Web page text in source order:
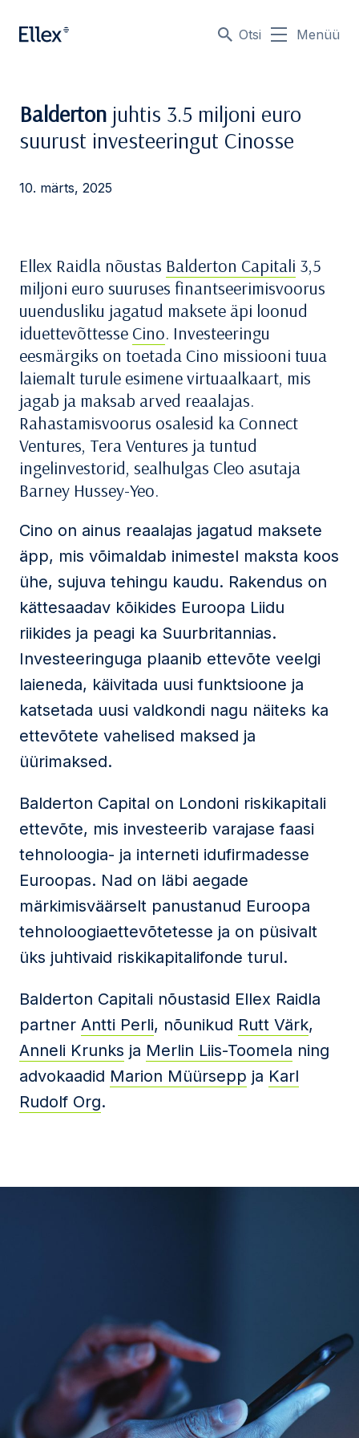
Otsi Menüü
Balderton juhtis 3.5 miljoni euro
suurust investeeringut Cinosse
10. märts, 2025
Ellex Raidla nõustas Balderton Capitali 3,5
miljoni euro suuruses finantseerimisvoorus
uuendusliku jagatud maksete äpi loonud
iduettevõttesse Cino. Investeeringu
eesmärgiks on toetada Cino missiooni tuua
laiemalt turule esimene virtuaalkaart, mis
jagab ja maksab arved reaalajas.
Rahastamisvoorus osalesid ka Connect
Ventures, Tera Ventures ja tuntud
ingelinvestorid, sealhulgas Cleo asutaja
Barney Hussey-Yeo.
Cino on ainus reaalajas jagatud maksete
äpp, mis võimaldab inimestel maksta koos
ühe, sujuva tehingu kaudu. Rakendus on
kättesaadav kõikides Euroopa Liidu
riikides ja peagi ka Suurbritannias.
Investeeringuga plaanib ettevõte veelgi
laieneda, käivitada uusi funktsioone ja
katsetada uusi valdkondi nagu näiteks ka
ettevõtete vahelised maksed ja
üürimaksed.
Balderton Capital on Londoni riskikapitali
ettevõte, mis investeerib varajase faasi
tehnoloogia- ja interneti idufirmadesse
Euroopas. Nad on läbi aegade
märkimisväärselt panustanud Euroopa
tehnoloogiaettevõtetesse ja on püsivalt
üks juhtivaid riskikapitalifonde turul.
Balderton Capitali nõustasid Ellex Raidla
partner Antti Perli, nõunikud Rutt Värk,
Anneli Krunks ja Merlin Liis-Toomela ning
advokaadid Marion Müürsepp ja Karl
Rudolf Org.